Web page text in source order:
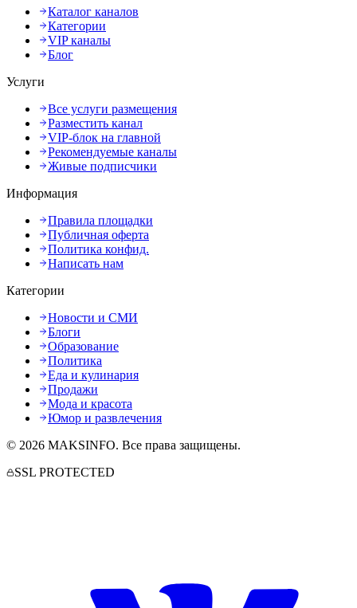
Каталог каналов
Категории
VIP каналы
Блог
Услуги
Все услуги размещения
Разместить канал
VIP-блок на главной
Рекомендуемые каналы
Живые подписчики
Информация
Правила площадки
Публичная оферта
Политика конфид.
Написать нам
Категории
Новости и СМИ
Блоги
Образование
Политика
Еда и кулинария
Продажи
Мода и красота
Юмор и развлечения
© 2026 MAKSINFO. Все права защищены.
SSL PROTECTED